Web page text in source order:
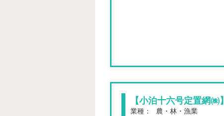
【小泊十六号定置網㈱】
業種： 農・林・漁業